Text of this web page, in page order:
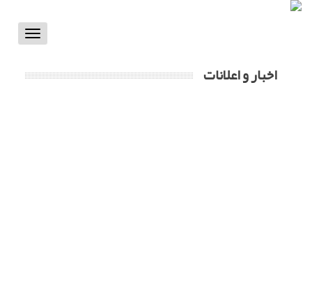
Toggle
اخبار و اعلانات